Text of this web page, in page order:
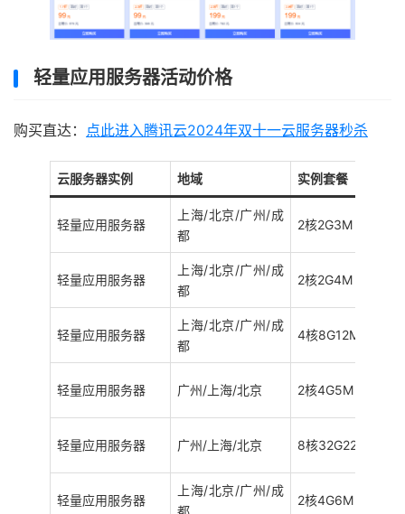
轻量应用服务器活动价格
购买直达： 点此进入腾讯云2024年双十一云服务器秒杀
云服务器实例 地域 实例套餐
轻量应用服务器
上海/北京/广州/成
都
2核2G3M
轻量应用服务器
上海/北京/广州/成
都
2核2G4M
轻量应用服务器
上海/北京/广州/成
都
4核8G12M
轻量应用服务器 广州/上海/北京 2核4G5M
轻量应用服务器 广州/上海/北京 8核32G22M
轻量应用服务器
上海/北京/广州/成
都
2核4G6M